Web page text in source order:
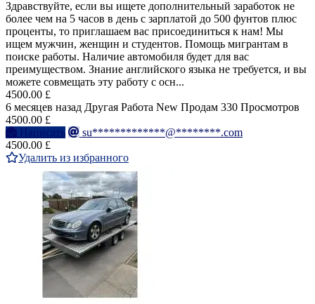
Здравствуйте, если вы ищете дополнительный заработок не
более чем на 5 часов в день с зарплатой до 500 фунтов плюс
проценты, то приглашаем вас присоединиться к нам! Мы
ищем мужчин, женщин и студентов. Помощь мигрантам в
поиске работы. Наличие автомобиля будет для вас
преимуществом. Знание английского языка не требуется, и вы
можете совмещать эту работу с осн...
4500.00 £
6 месяцев назад Другая Работа New Продам 330 Просмотров
4500.00 £
Написать
su*************@********.com
4500.00 £
Удалить из избранного